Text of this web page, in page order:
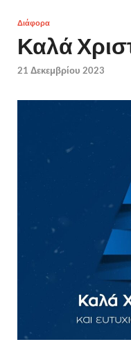
Διάφορα
Καλά
21 Δεκεμβρίου 2023